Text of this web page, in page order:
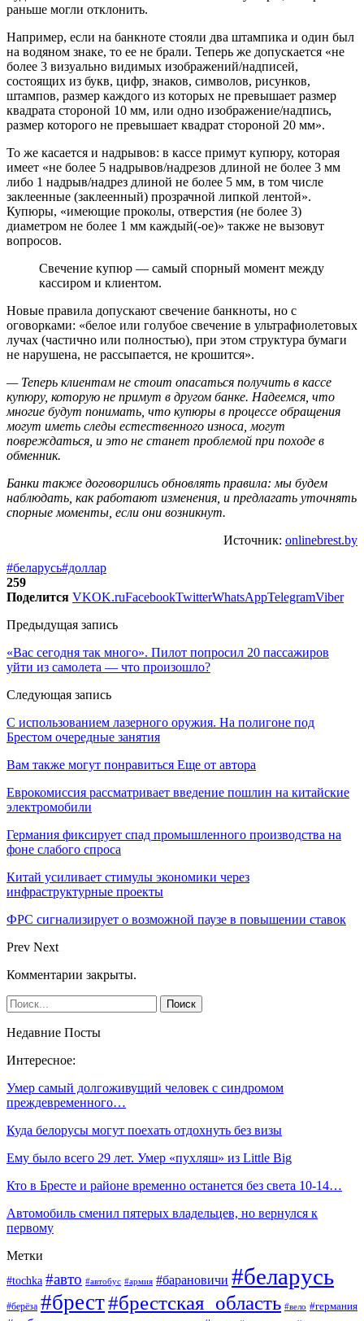
раньше могли отклонить.
Например, если на банкноте стояли два штампика и один был
на водяном знаке, то ее не брали. Теперь же допускается «не
более 3 визуально видимых изображений/надписей,
состоящих из букв, цифр, знаков, символов, рисунков,
штампов, размер каждого из которых не превышает размер
квадрата стороной 10 мм, или одно изображение/надпись,
размер которого не превышает квадрат стороной 20 мм».
То же касается и надрывов: в кассе примут купюру, которая
имеет «не более 5 надрывов/надрезов длиной не более 3 мм
либо 1 надрыв/надрез длиной не более 5 мм, в том числе
заклеенные (заклеенный) прозрачной липкой лентой».
Купюры, «имеющие проколы, отверстия (не более 3)
диаметром не более 1 мм каждый(-ое)» также не вызовут
вопросов.
Свечение купюр — самый спорный момент между
кассиром и клиентом.
Новые правила допускают свечение банкноты, но с
оговорками: «белое или голубое свечение в ультрафиолетовых
лучах (частично или полностью), при этом структура бумаги
не нарушена, не рассыпается, не крошится».
— Теперь клиентам не стоит опасаться получить в кассе
купюру, которую не примут в другом банке. Надеемся, что
многие будут понимать, что купюры в процессе обращения
могут иметь следы естественного износа, могут
повреждаться, и это не станет проблемой при походе в
обменник.
Банки также договорились обновлять правила: мы будем
наблюдать, как работают изменения, и предлагать уточнять
спорные моменты, если они возникнут.
Источник: onlinebrest.by
#беларусь#доллар
259
Поделится VKOK.ruFacebookTwitterWhatsAppTelegramViber
Предыдущая запись
«Вас сегодня так много». Пилот попросил 20 пассажиров
уйти из самолета — что произошло?
Следующая запись
С использованием лазерного оружия. На полигоне под
Брестом очередные занятия
Вам также могут понравиться Еще от автора
Еврокомиссия рассматривает введение пошлин на китайские
электромобили
Германия фиксирует спад промышленного производства на
фоне слабого спроса
Китай усиливает стимулы экономики через
инфраструктурные проекты
ФРС сигнализирует о возможной паузе в повышении ставок
Prev Next
Комментарии закрыты.
Недавние Посты
Интересное:
Умер самый долгоживущий человек с синдромом
преждевременного…
Куда белорусы могут поехать отдохнуть без визы
Ему было всего 29 лет. Умер «пухляш» из Little Big
Кто в Бресте и районе временно останется без света 10-14…
Автомобиль сменил пятерых владельцев, но вернулся к
первому
Метки
#tochka #авто #автобус #армия #барановичи #беларусь
#берёза #брест#брестская_область #вело #германия